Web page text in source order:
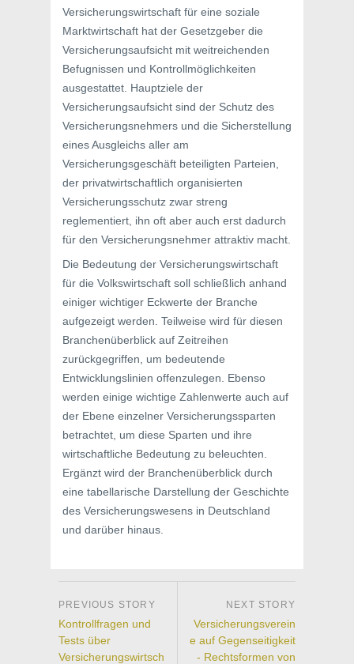
Versicherungswirtschaft für eine soziale
Marktwirtschaft hat der Gesetzgeber die
Versicherungsaufsicht mit weitreichenden
Befugnissen und Kontrollmöglichkeiten
ausgestattet. Hauptziele der
Versicherungsaufsicht sind der Schutz des
Versicherungsnehmers und die Sicherstellung
eines Ausgleichs aller am
Versicherungsgeschäft beteiligten Parteien,
der privatwirtschaftlich organisierten
Versicherungsschutz zwar streng
reglementiert, ihn oft aber auch erst dadurch
für den Versicherungsnehmer attraktiv macht.
Die Bedeutung der Versicherungswirtschaft
für die Volkswirtschaft soll schließlich anhand
einiger wichtiger Eckwerte der Branche
aufgezeigt werden. Teilweise wird für diesen
Branchenüberblick auf Zeitreihen
zurückgegriffen, um bedeutende
Entwicklungslinien offenzulegen. Ebenso
werden einige wichtige Zahlenwerte auch auf
der Ebene einzelner Versicherungssparten
betrachtet, um diese Sparten und ihre
wirtschaftliche Bedeutung zu beleuchten.
Ergänzt wird der Branchenüberblick durch
eine tabellarische Darstellung der Geschichte
des Versicherungswesens in Deutschland
und darüber hinaus.
Kontrollfragen und
Tests über
Versicherungswirtsch
Versicherungsverein
e auf Gegenseitigkeit
- Rechtsformen von